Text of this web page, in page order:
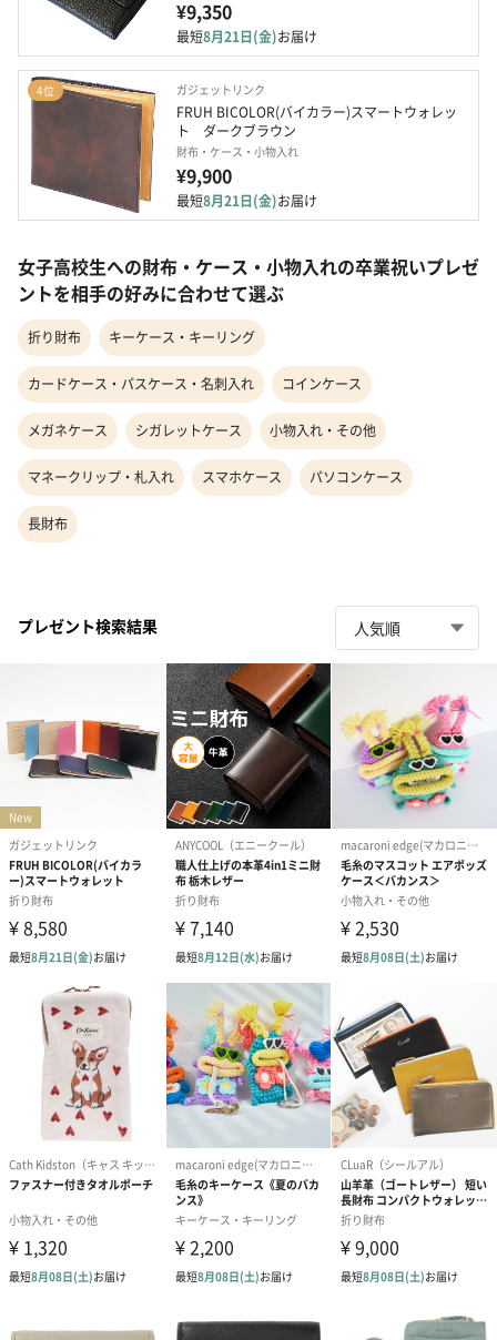
¥9,350
最短8月21日(金)お届け
4位 ガジェットリンク
FRUH BICOLOR(バイカラー)スマートウォレッ
ト　ダークブラウン
財布・ケース・小物入れ
¥9,900
最短8月21日(金)お届け
女子高校生への財布・ケース・小物入れの卒業祝いプレゼ
ントを相手の好みに合わせて選ぶ
折り財布 キーケース・キーリング
カードケース・パスケース・名刺入れ コインケース
メガネケース シガレットケース 小物入れ・その他
マネークリップ・札入れ スマホケース パソコンケース
長財布
プレゼント検索結果